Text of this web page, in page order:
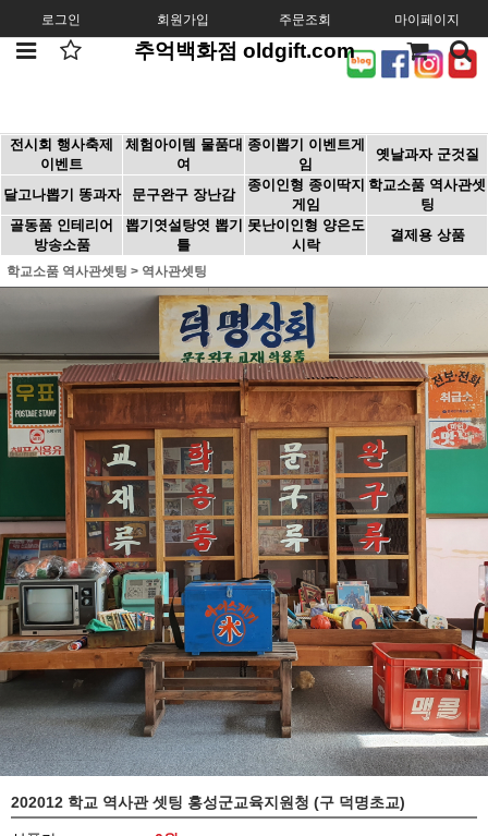
로그인 회원가입 주문조회 마이페이지
추억백화점 oldgift.com
전시회 행사축제
이벤트
체험아이템 물품대
여
종이뽑기 이벤트게
임
옛날과자 군것질
달고나뽑기 똥과자 문구완구 장난감
종이인형 종이딱지
게임
학교소품 역사관셋
팅
골동품 인테리어
방송소품
뽑기엿설탕엿 뽑기
틀
못난이인형 양은도
시락
결제용 상품
학교소품 역사관셋팅 > 역사관셋팅
202012 학교 역사관 셋팅 홍성군교육지원청 (구 덕명초교)